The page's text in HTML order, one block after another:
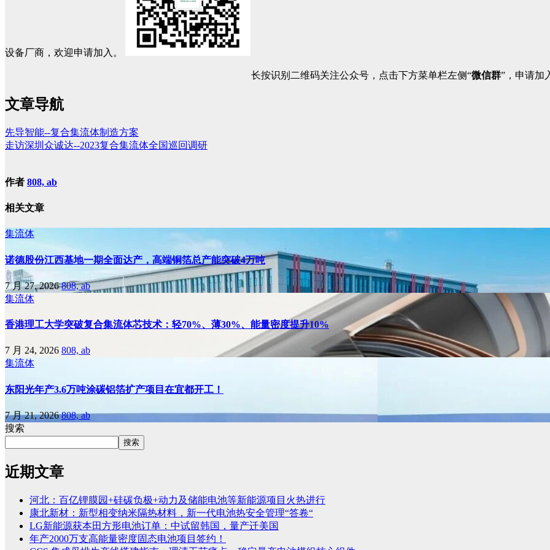
设备厂商，欢迎申请加入。
长按识别二维码关注公众号，点击下方菜单栏左侧“微信群”，申请加
文章导航
先导智能--复合集流体制造方案
走访深圳众诚达--2023复合集流体全国巡回调研
作者 808, ab
相关文章
集流体
诺德股份江西基地一期全面达产，高端铜箔总产能突破4万吨
7 月 27, 2026808, ab
集流体
香港理工大学突破复合集流体芯技术：轻70%、薄30%、能量密度提升10%
7 月 24, 2026 808, ab
集流体
东阳光年产3.6万吨涂碳铝箔扩产项目在宜都开工！
7 月 21, 2026808, ab
搜索
搜索
近期文章
河北：百亿锂膜园+硅碳负极+动力及储能电池等新能源项目火热进行
康北新材：新型相变纳米隔热材料，新一代电池热安全管理“答卷“
LG新能源获本田方形电池订单：中试留韩国，量产迁美国
年产2000万支高能量密度固态电池项目签约！